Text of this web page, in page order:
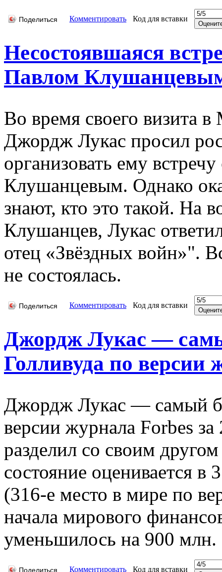
Поделиться Комментировать Код для вставки
Несостоявшаяся
Павлом
Во время своего визита
Джордж Лукас просил
организовать ему
Клушанцевым. Однако
знают, кто это такой. На
Клушанцев, Лукас
отец «Звёздных войн»".
не состоялась.
Поделиться Комментировать Код для вставки
Джордж Лукас —
Голливуда по версии
Джордж Лукас — самый
версии журнала Forbes
разделил со своим
состояние оценивается
(316-е место в мире по
начала мирового
уменьшилось на 900 млн.
Поделиться Комментировать Код для вставки